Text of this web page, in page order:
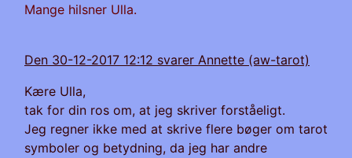
Mange hilsner Ulla.
Den 30-12-2017 12:12 svarer Annette (aw-tarot)
Kære Ulla,
tak for din ros om, at jeg skriver forståeligt.
Jeg regner ikke med at skrive flere bøger om tarot
symboler og betydning, da jeg har andre